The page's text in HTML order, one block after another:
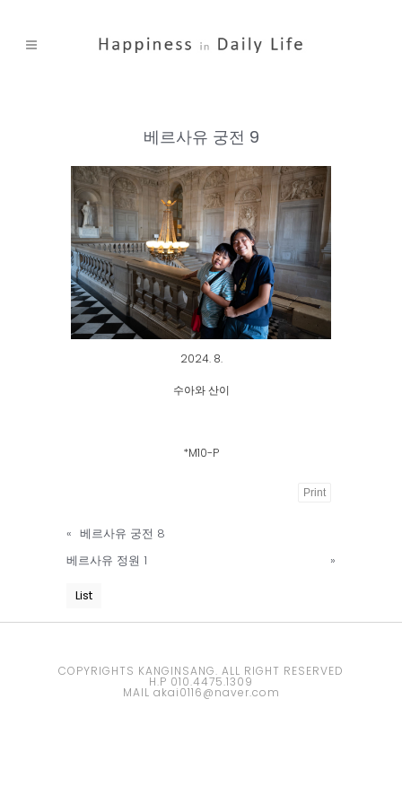
베르사유 궁전 9
2024. 8.
수아와 산이
*M10-P
Print
« 베르사유 궁전 8
베르사유 정원 1
»
List
COPYRIGHTS KANGINSANG. ALL RIGHT RESERVED
H.P 010.4475.1309
MAIL akai0116@naver.com